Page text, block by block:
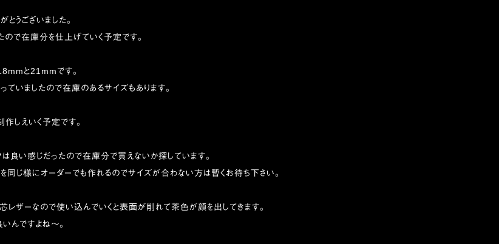
うございました。
ので在庫分を仕上げていく予定です。
と21mmです。
いましたので在庫のあるサイズもあります。
しえいく予定です。
良い感じだったので在庫分で買えないか探しています。
同じ様にオーダーでも作れるのでサイズが合わない方は暫くお待ち下さい。
レザーなので使い込んでいくと表面が削れて茶色が顔を出してきます。
んですよね〜。